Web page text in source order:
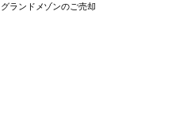
グランドメゾンのご売却